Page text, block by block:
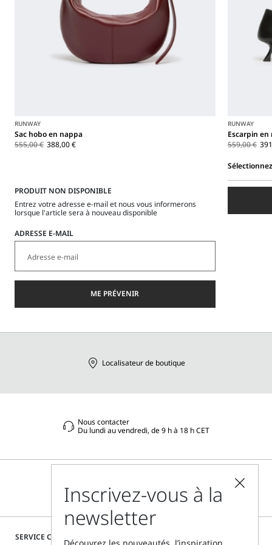
RUNWAY
Sac hobo en nappa
555,00 € 388,00 €
PRODUIT NON DISPONIBLE
Entrez votre adresse e-mail et nous vous informerons
lorsque l'article sera à nouveau disponible
ADRESSE E-MAIL
ME PRÉVENIR
RUNWAY
Escarpin
559,00 €
SERVICE CLIENTÈLE
Localisateur de boutique
Nous contacter
Du lundi au vendredi, de 9 h à 18 h CET
Inscrivez-vous à la
newsletter